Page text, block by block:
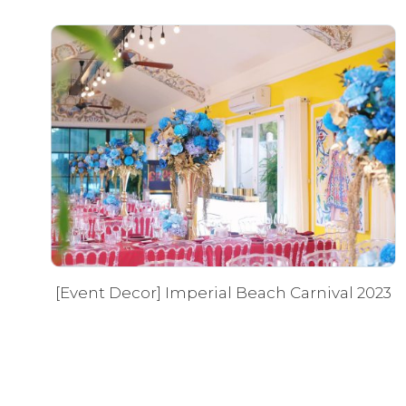
[Event Decor] Imperial Beach Carnival 2023